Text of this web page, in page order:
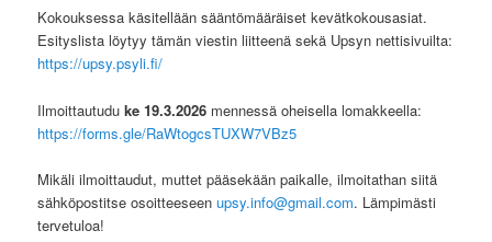
Kokouksessa käsitellään sääntömääräiset kevätkokousasiat.
Esityslista löytyy tämän viestin liitteenä sekä Upsyn nettisivuilta:
https://upsy.psyli.fi/
Ilmoittautuduke 19.3.2026 mennessä oheisella lomakkeella:
https://forms.gle/RaWtogcsTUXW7VBz5
Mikäli ilmoittaudut, muttet pääsekään paikalle, ilmoitathan siitä
sähköpostitse osoitteeseenupsy.info@gmail.com. Lämpimästi
tervetuloa!